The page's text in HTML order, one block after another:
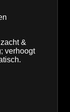
&
verhoogt